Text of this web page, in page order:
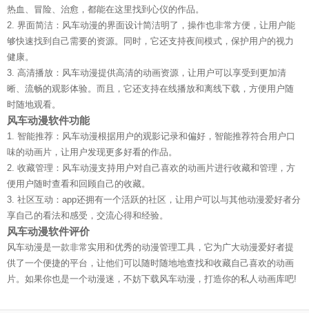
热血、冒险、治愈，都能在这里找到心仪的作品。
2. 界面简洁：风车动漫的界面设计简洁明了，操作也非常方便，让用户能
够快速找到自己需要的资源。同时，它还支持夜间模式，保护用户的视力
健康。
3. 高清播放：风车动漫提供高清的动画资源，让用户可以享受到更加清
晰、流畅的观影体验。而且，它还支持在线播放和离线下载，方便用户随
时随地观看。
风车动漫软件功能
1. 智能推荐：风车动漫根据用户的观影记录和偏好，智能推荐符合用户口
味的动画片，让用户发现更多好看的作品。
2. 收藏管理：风车动漫支持用户对自己喜欢的动画片进行收藏和管理，方
便用户随时查看和回顾自己的收藏。
3. 社区互动：app还拥有一个活跃的社区，让用户可以与其他动漫爱好者分
享自己的看法和感受，交流心得和经验。
风车动漫软件评价
风车动漫是一款非常实用和优秀的动漫管理工具，它为广大动漫爱好者提
供了一个便捷的平台，让他们可以随时随地地查找和收藏自己喜欢的动画
片。如果你也是一个动漫迷，不妨下载风车动漫，打造你的私人动画库吧!